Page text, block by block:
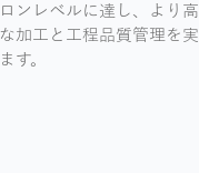
ロンレベルに達し、より
な加工と工程品質管理を
ます。